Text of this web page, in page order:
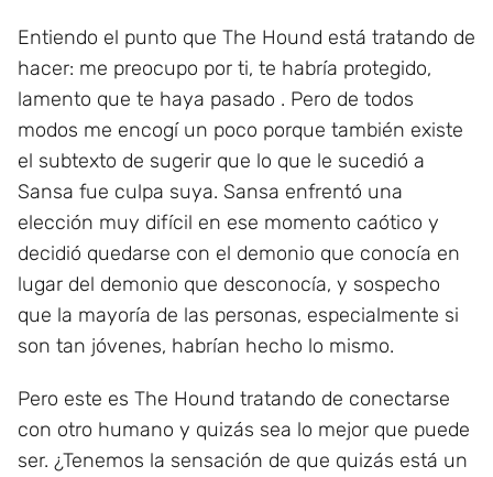
Entiendo el punto que The Hound está tratando de
hacer: me preocupo por ti, te habría protegido,
lamento que te haya pasado . Pero de todos
modos me encogí un poco porque también existe
el subtexto de sugerir que lo que le sucedió a
Sansa fue culpa suya. Sansa enfrentó una
elección muy difícil en ese momento caótico y
decidió quedarse con el demonio que conocía en
lugar del demonio que desconocía, y sospecho
que la mayoría de las personas, especialmente si
son tan jóvenes, habrían hecho lo mismo.
Pero este es The Hound tratando de conectarse
con otro humano y quizás sea lo mejor que puede
ser. ¿Tenemos la sensación de que quizás está un